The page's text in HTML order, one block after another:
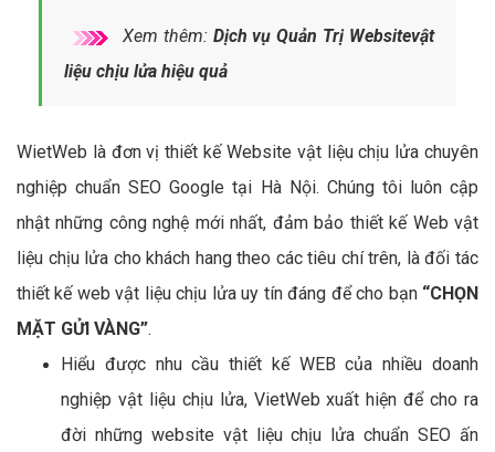
Xem thêm: Dịch vụ Quản Trị Websitevật
liệu chịu lửa hiệu quả
WietWeb là đơn vị thiết kế Website vật liệu chịu lửa chuyên
nghiệp chuẩn SEO Google tại Hà Nội. Chúng tôi luôn cập
nhật những công nghệ mới nhất, đảm bảo thiết kế Web vật
liệu chịu lửa cho khách hang theo các tiêu chí trên, là đối tác
thiết kế web vật liệu chịu lửa uy tín đáng để cho bạn “CHỌN
MẶT GỬI VÀNG”.
Hiểu được nhu cầu thiết kế WEB của nhiều doanh
nghiệp vật liệu chịu lửa, VietWeb xuất hiện để cho ra
đời những website vật liệu chịu lửa chuẩn SEO ấn